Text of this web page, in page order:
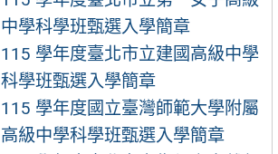
中學科學班甄選入學簡章
115 學年度臺北市立建國高級中學
科學班甄選入學簡章
115 學年度國立臺灣師範大學附屬
高級中學科學班甄選入學簡章